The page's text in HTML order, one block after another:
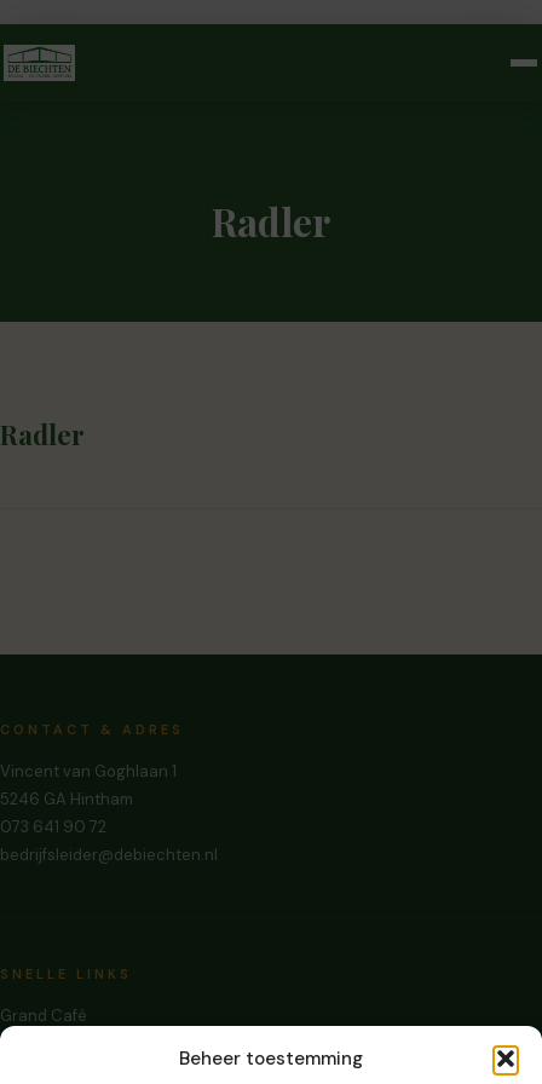
Beheer toestemming
Radler
Radler
CONTACT & ADRES
Vincent van Goghlaan 1
5246 GA Hintham
073 641 90 72
bedrijfsleider@debiechten.nl
SNELLE LINKS
Grand Café
Zalen Huren